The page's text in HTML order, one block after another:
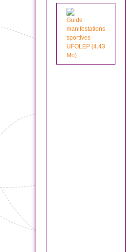
Guide
manifestations
sportives
UFOLEP (4.43
Mo)